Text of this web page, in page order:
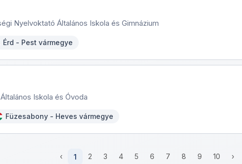
Nyelvoktató Általános Iskola és Gimnázium
Érd - Pest vármegye
Iskola és Óvoda
Füzesabony - Heves vármegye
‹ 1 2 3 4 5 6 7 8 9 10 ›